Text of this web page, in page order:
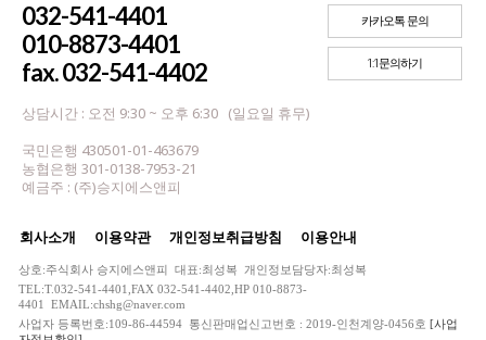
032-541-4401
010-8873-4401
fax. 032-541-4402
상담시간 : 오전 9:30 ~ 오후 6:30 (일요일 휴무)
국민은행 430501-01-463679
농협은행 301-0138-7953-21
예금주 : (주)승지에스앤피
카카오톡 문의
1:1문의하기
회사소개 이용약관 개인정보취급방침 이용안내
상호:주식회사 승지에스앤피 대표:최성복 개인정보담당자:최성복
TEL:T.032-541-4401,FAX 032-541-4402,HP 010-8873-
4401 EMAIL:chshg@naver.com
사업자 등록번호:109-86-44594 통신판매업신고번호 : 2019-인천계양-0456호 [사업